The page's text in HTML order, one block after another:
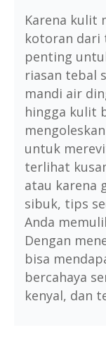
Karena kulit
kotoran dari
penting
riasan tebal
mandi air
hingga kulit
untuk
terlihat
atau karena
sibuk, tips
Anda
Dengan
bisa
bercahaya
kenyal, dan